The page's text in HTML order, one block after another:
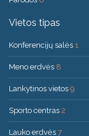
Vietos tipas
Konferencijų salės 1
Meno erdvės 8
Lankytinos vietos 9
Sporto centras 2
Lauko erdvės 7